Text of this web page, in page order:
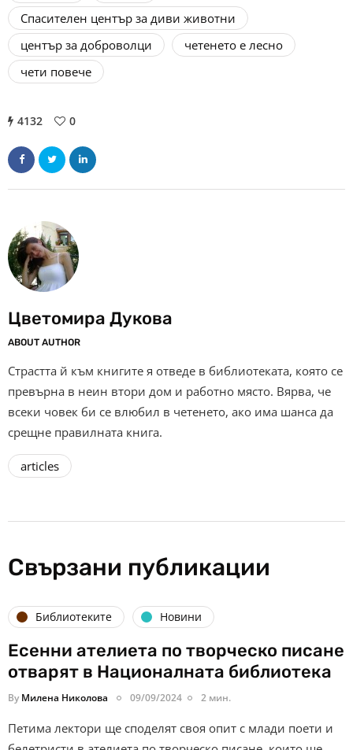
Спасителен център за диви животни
център за доброволци
четенето е лесно
чети повече
4132 0
Цветомира Дукова
ABOUT AUTHOR
Страстта й към книгите я отведе в библиотеката, която се
превърна в неин втори дом и работно място. Вярва, че
всеки човек би се влюбил в четенето, ако има шанса да
срещне правилната книга.
articles
Свързани публикации
Библиотеките Новини
Есенни ателиета по творческо писане
отварят в Националната библиотека
By Милена Николова 09/09/2024 2 мин.
Петима лектори ще споделят своя опит с млади поети и